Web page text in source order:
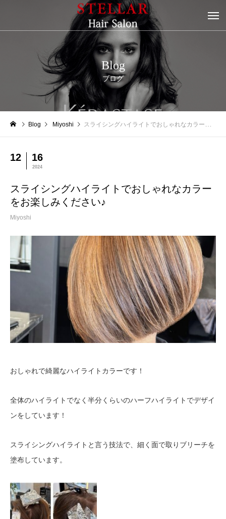
Blog
ブログ
Blog Miyoshi スライシングハイライトでおしゃれなカラーをお楽しみください♪
12 16
2024
スライシングハイライトでおしゃれなカラー
をお楽しみください♪
Miyoshi
おしゃれで綺麗なハイライトカラーです！
全体のハイライトでなく半分くらいのハーフハイライトでデザイ
ンをしています！
スライシングハイライトと言う技法で、細く面で取りブリーチを
塗布しています。